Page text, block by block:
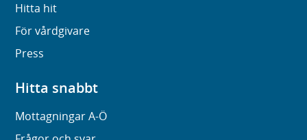
Hitta hit
För vårdgivare
Press
Hitta snabbt
Mottagningar A-Ö